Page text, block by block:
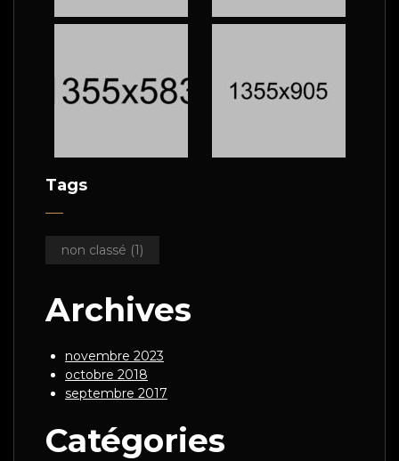
Tags
non classé (1)
Archives
novembre 2023
octobre 2018
septembre 2017
Catégories